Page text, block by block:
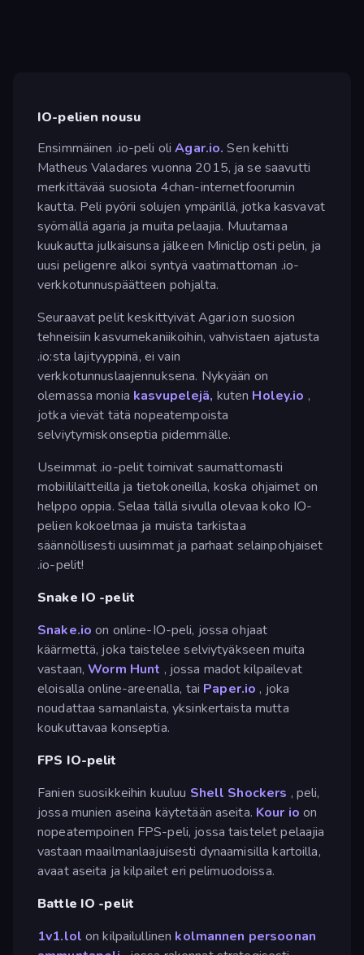
IO-pelien nousu
Ensimmäinen .io-peli oliAgar.io. Sen kehitti
Matheus Valadares vuonna 2015, ja se saavutti
merkittävää suosiota 4chan-internetfoorumin
kautta. Peli pyörii solujen ympärillä, jotka kasvavat
syömällä agaria ja muita pelaajia. Muutamaa
kuukautta julkaisunsa jälkeen Miniclip osti pelin, ja
uusi peligenre alkoi syntyä vaatimattoman .io-
verkkotunnuspäätteen pohjalta.
Seuraavat pelit keskittyivät Agar.io:n suosion
tehneisiin kasvumekaniikoihin, vahvistaen ajatusta
.io:sta lajityyppinä, ei vain
verkkotunnuslaajennuksena. Nykyään on
olemassa monia kasvupelejä, kuten Holey.io ,
jotka vievät tätä nopeatempoista
selviytymiskonseptia pidemmälle.
Useimmat .io-pelit toimivat saumattomasti
mobiililaitteilla ja tietokoneilla, koska ohjaimet on
helppo oppia. Selaa tällä sivulla olevaa koko IO-
pelien kokoelmaa ja muista tarkistaa
säännöllisesti uusimmat ja parhaat selainpohjaiset
.io-pelit!
Snake IO -pelit
Snake.io on online-IO-peli, jossa ohjaat
käärmettä, joka taistelee selviytyäkseen muita
vastaan,Worm Hunt , jossa madot kilpailevat
eloisalla online-areenalla, tai Paper.io , joka
noudattaa samanlaista, yksinkertaista mutta
koukuttavaa konseptia.
FPS IO-pelit
Fanien suosikkeihin kuuluu Shell Shockers , peli,
jossa munien aseina käytetään aseita. Kour io on
nopeatempoinen FPS-peli, jossa taistelet pelaajia
vastaan maailmanlaajuisesti dynaamisilla kartoilla,
avaat aseita ja kilpailet eri pelimuodoissa.
Battle IO -pelit
1v1.lol on kilpailullinen kolmannen persoonan